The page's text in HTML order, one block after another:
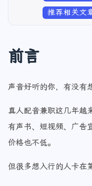
推荐相关文
前言
声音好听的你，有没有
真人配音兼职这几年越
有声书、短视频、广告
价格也不低。
但很多想入行的人卡在